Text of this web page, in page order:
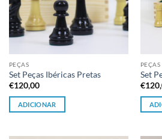
PEÇAS
Set Peças Ibéricas Pretas
€120,00
ADICIONAR
PEÇAS
Set
€